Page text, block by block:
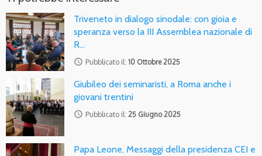
Triveneto in dialogo sinodale: con gioia e
speranza verso la III Assemblea nazionale di
R…
access_time Pubblicato il: 10 Ottobre 2025
Giubileo dei seminaristi, a Roma anche i
giovani trentini
access_time Pubblicato il: 25 Giugno 2025
Papa Leone, Messaggi della presidenza CEI e